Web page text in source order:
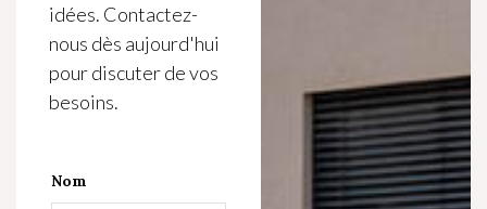
idées. Contactez-
nous dès aujourd'hui
pour discuter de vos
besoins.
Nom